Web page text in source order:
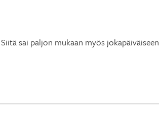
sai paljon mukaan myös jokapäiväiseen